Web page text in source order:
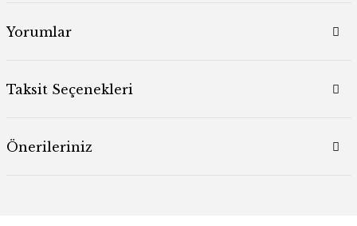
Yorumlar
Taksit Seçenekleri
Önerileriniz